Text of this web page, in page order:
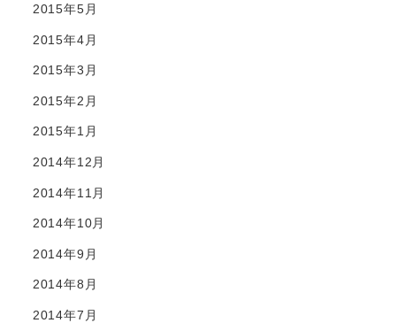
2015年5月
2015年4月
2015年3月
2015年2月
2015年1月
2014年12月
2014年11月
2014年10月
2014年9月
2014年8月
2014年7月